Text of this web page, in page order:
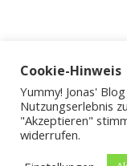
Cookie-Hinweis
Yummy! Jonas'
Nutzungserlebnis
"Akzeptieren"
widerrufen.